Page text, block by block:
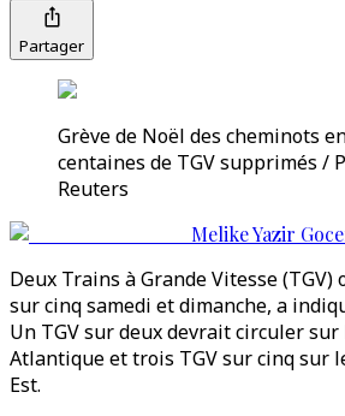
Partager
Grève de Noël des cheminots
centaines de TGV supprimés /
Reuters
Melike Yazir
Deux Trains à Grande Vitesse
sur cinq samedi et dimanche, a
Un TGV sur deux devrait circuler
Atlantique et trois TGV sur cinq sur
Est.